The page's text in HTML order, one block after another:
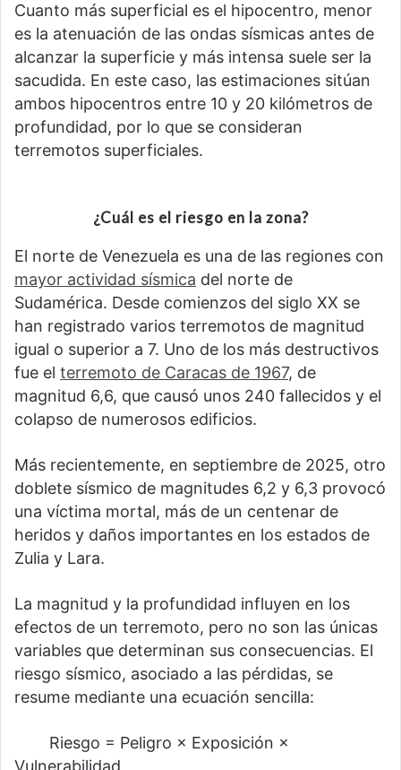
Cuanto más superficial es el hipocentro, menor
es la atenuación de las ondas sísmicas antes de
alcanzar la superficie y más intensa suele ser la
sacudida. En este caso, las estimaciones sitúan
ambos hipocentros entre 10 y 20 kilómetros de
profundidad, por lo que se consideran
terremotos superficiales.
¿Cuál es el riesgo en la zona?
El norte de Venezuela es una de las regiones con
mayor actividad sísmica del norte de
Sudamérica. Desde comienzos del siglo XX se
han registrado varios terremotos de magnitud
igual o superior a 7. Uno de los más destructivos
fue el terremoto de Caracas de 1967, de
magnitud 6,6, que causó unos 240 fallecidos y el
colapso de numerosos edificios.
Más recientemente, en septiembre de 2025, otro
doblete sísmico de magnitudes 6,2 y 6,3 provocó
una víctima mortal, más de un centenar de
heridos y daños importantes en los estados de
Zulia y Lara.
La magnitud y la profundidad influyen en los
efectos de un terremoto, pero no son las únicas
variables que determinan sus consecuencias. El
riesgo sísmico, asociado a las pérdidas, se
resume mediante una ecuación sencilla:
⠀⠀⠀Riesgo = Peligro × Exposición ×
Vulnerabilidad